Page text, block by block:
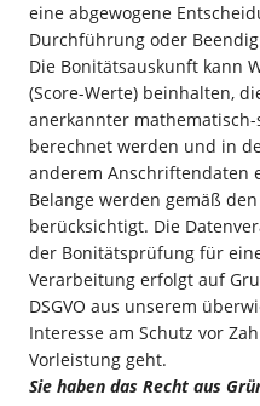
eine abgewogene
Durchführung oder
Die Bonitätsauskunft kann
(Score-Werte) beinhalten,
anerkannter
berechnet werden und in
anderem Anschriftendaten
Belange werden gemäß
berücksichtigt. Die
der Bonitätsprüfung für
Verarbeitung erfolgt auf
DSGVO aus unserem
Interesse am Schutz vor
Vorleistung geht.
Sie haben das Recht aus